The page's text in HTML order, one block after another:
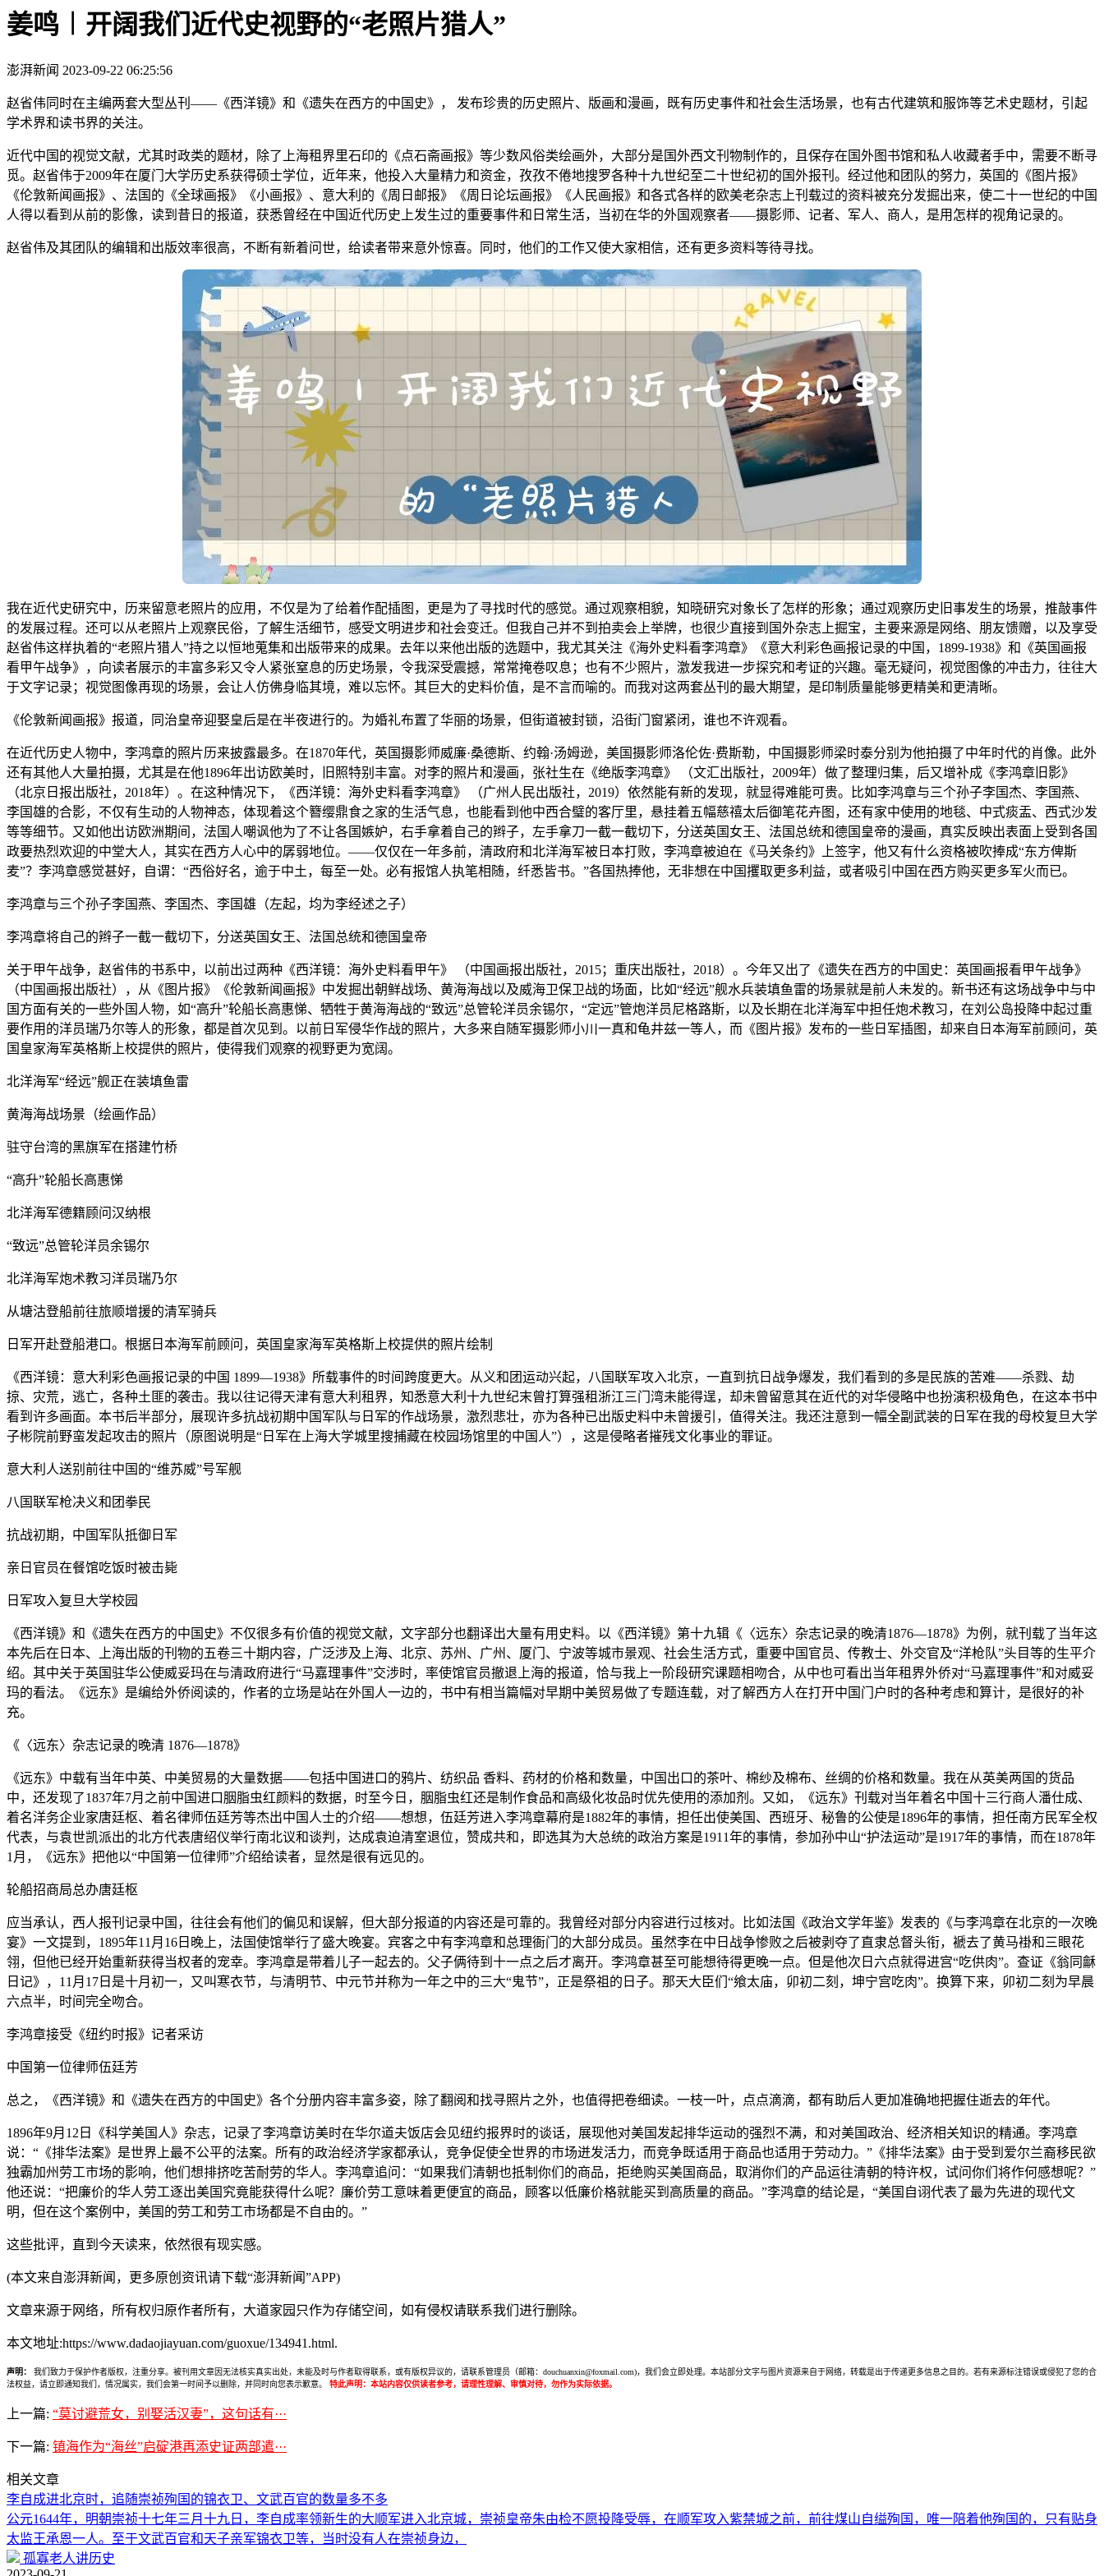
姜鸣︱开阔我们近代史视野的“老照片猎人”
澎湃新闻 2023-09-22 06:25:56
赵省伟同时在主编两套大型丛刊——《西洋镜》和《遗失在西方的中国史》， 发布珍贵的历史照片、版画和漫画，既有历史事件和社会生活场景，也有古代建筑和服饰等艺术史题材，引起
学术界和读书界的关注。
近代中国的视觉文献，尤其时政类的题材，除了上海租界里石印的《点石斋画报》等少数风俗类绘画外，大部分是国外西文刊物制作的，且保存在国外图书馆和私人收藏者手中，需要不断寻
觅。赵省伟于2009年在厦门大学历史系获得硕士学位，近年来，他投入大量精力和资金，孜孜不倦地搜罗各种十九世纪至二十世纪初的国外报刊。经过他和团队的努力，英国的《图片报》
《伦敦新闻画报》、法国的《全球画报》《小画报》、意大利的《周日邮报》《周日论坛画报》《人民画报》和各式各样的欧美老杂志上刊载过的资料被充分发掘出来，使二十一世纪的中国
人得以看到从前的影像，读到昔日的报道，获悉曾经在中国近代历史上发生过的重要事件和日常生活，当初在华的外国观察者——摄影师、记者、军人、商人，是用怎样的视角记录的。
赵省伟及其团队的编辑和出版效率很高，不断有新着问世，给读者带来意外惊喜。同时，他们的工作又使大家相信，还有更多资料等待寻找。
我在近代史研究中，历来留意老照片的应用，不仅是为了给着作配插图，更是为了寻找时代的感觉。通过观察相貌，知晓研究对象长了怎样的形象；通过观察历史旧事发生的场景，推敲事件
的发展过程。还可以从老照片上观察民俗，了解生活细节，感受文明进步和社会变迁。但我自己并不到拍卖会上举牌，也很少直接到国外杂志上掘宝，主要来源是网络、朋友馈赠，以及享受
赵省伟这样执着的“老照片猎人”持之以恒地蒐集和出版带来的成果。去年以来他出版的选题中，我尤其关注《海外史料看李鸿章》《意大利彩色画报记录的中国，1899-1938》和《英国画报
看甲午战争》，向读者展示的丰富多彩又令人紧张窒息的历史场景，令我深受震撼，常常掩卷叹息；也有不少照片，激发我进一步探究和考证的兴趣。毫无疑问，视觉图像的冲击力，往往大
于文字记录；视觉图像再现的场景，会让人仿佛身临其境，难以忘怀。其巨大的史料价值，是不言而喻的。而我对这两套丛刊的最大期望，是印制质量能够更精美和更清晰。
《伦敦新闻画报》报道，同治皇帝迎娶皇后是在半夜进行的。为婚礼布置了华丽的场景，但街道被封锁，沿街门窗紧闭，谁也不许观看。
在近代历史人物中，李鸿章的照片历来披露最多。在1870年代，英国摄影师威廉·桑德斯、约翰·汤姆逊，美国摄影师洛伦佐·费斯勒，中国摄影师梁时泰分别为他拍摄了中年时代的肖像。此外
还有其他人大量拍摄，尤其是在他1896年出访欧美时，旧照特别丰富。对李的照片和漫画，张社生在《绝版李鸿章》 （文汇出版社，2009年）做了整理归集，后又增补成《李鸿章旧影》
（北京日报出版社，2018年）。在这种情况下，《西洋镜：海外史料看李鸿章》 （广州人民出版社，2019）依然能有新的发现，就显得难能可贵。比如李鸿章与三个孙子李国杰、李国燕、
李国雄的合影，不仅有生动的人物神态，体现着这个簪缨鼎食之家的生活气息，也能看到他中西合璧的客厅里，悬挂着五幅慈禧太后御笔花卉图，还有家中使用的地毯、中式痰盂、西式沙发
等等细节。又如他出访欧洲期间，法国人嘲讽他为了不让各国嫉妒，右手拿着自己的辫子，左手拿刀一截一截切下，分送英国女王、法国总统和德国皇帝的漫画，真实反映出表面上受到各国
政要热烈欢迎的中堂大人，其实在西方人心中的孱弱地位。——仅仅在一年多前，清政府和北洋海军被日本打败，李鸿章被迫在《马关条约》上签字，他又有什么资格被吹捧成“东方俾斯
麦”？李鸿章感觉甚好，自谓：“西俗好名，逾于中土，每至一处。必有报馆人执笔相随，纤悉皆书。”各国热捧他，无非想在中国攫取更多利益，或者吸引中国在西方购买更多军火而已。
李鸿章与三个孙子李国燕、李国杰、李国雄（左起，均为李经述之子）
李鸿章将自己的辫子一截一截切下，分送英国女王、法国总统和德国皇帝
关于甲午战争，赵省伟的书系中，以前出过两种《西洋镜：海外史料看甲午》 （中国画报出版社，2015；重庆出版社，2018）。今年又出了《遗失在西方的中国史：英国画报看甲午战争》
（中国画报出版社），从《图片报》《伦敦新闻画报》中发掘出朝鲜战场、黄海海战以及威海卫保卫战的场面，比如“经远”舰水兵装填鱼雷的场景就是前人未发的。新书还有这场战争中与中
国方面有关的一些外国人物，如“高升”轮船长高惠悌、牺牲于黄海海战的“致远”总管轮洋员余锡尔，“定远”管炮洋员尼格路斯，以及长期在北洋海军中担任炮术教习，在刘公岛投降中起过重
要作用的洋员瑞乃尔等人的形象，都是首次见到。以前日军侵华作战的照片，大多来自随军摄影师小川一真和龟井兹一等人，而《图片报》发布的一些日军插图，却来自日本海军前顾问，英
国皇家海军英格斯上校提供的照片，使得我们观察的视野更为宽阔。
北洋海军“经远”舰正在装填鱼雷
黄海海战场景（绘画作品）
驻守台湾的黑旗军在搭建竹桥
“高升”轮船长高惠悌
北洋海军德籍顾问汉纳根
“致远”总管轮洋员余锡尔
北洋海军炮术教习洋员瑞乃尔
从塘沽登船前往旅顺增援的清军骑兵
日军开赴登船港口。根据日本海军前顾问，英国皇家海军英格斯上校提供的照片绘制
《西洋镜：意大利彩色画报记录的中国 1899—1938》所载事件的时间跨度更大。从义和团运动兴起，八国联军攻入北京，一直到抗日战争爆发，我们看到的多是民族的苦难——杀戮、劫
掠、灾荒，逃亡，各种土匪的袭击。我以往记得天津有意大利租界，知悉意大利十九世纪末曾打算强租浙江三门湾未能得逞，却未曾留意其在近代的对华侵略中也扮演积极角色，在这本书中
看到许多画面。本书后半部分，展现许多抗战初期中国军队与日军的作战场景，激烈悲壮，亦为各种已出版史料中未曾援引，值得关注。我还注意到一幅全副武装的日军在我的母校复旦大学
子彬院前野蛮发起攻击的照片（原图说明是“日军在上海大学城里搜捕藏在校园场馆里的中国人”），这是侵略者摧残文化事业的罪证。
意大利人送别前往中国的“维苏威”号军舰
八国联军枪决义和团拳民
抗战初期，中国军队抵御日军
亲日官员在餐馆吃饭时被击毙
日军攻入复旦大学校园
《西洋镜》和《遗失在西方的中国史》不仅很多有价值的视觉文献，文字部分也翻译出大量有用史料。以《西洋镜》第十九辑《〈远东〉杂志记录的晚清1876—1878》为例，就刊载了当年这
本先后在日本、上海出版的刊物的五卷三十期内容，广泛涉及上海、北京、苏州、广州、厦门、宁波等城市景观、社会生活方式，重要中国官员、传教士、外交官及“洋枪队”头目等的生平介
绍。其中关于英国驻华公使威妥玛在与清政府进行“马嘉理事件”交涉时，率使馆官员撤退上海的报道，恰与我上一阶段研究课题相吻合，从中也可看出当年租界外侨对“马嘉理事件”和对威妥
玛的看法。《远东》是编给外侨阅读的，作者的立场是站在外国人一边的，书中有相当篇幅对早期中美贸易做了专题连载，对了解西方人在打开中国门户时的各种考虑和算计，是很好的补
充。
《〈远东〉杂志记录的晚清 1876—1878》
《远东》中载有当年中英、中美贸易的大量数据——包括中国进口的鸦片、纺织品 香料、药材的价格和数量，中国出口的茶叶、棉纱及棉布、丝绸的价格和数量。我在从英美两国的货品
中，还发现了1837年7月之前中国进口胭脂虫红颜料的数据，时至今日，胭脂虫红还是制作食品和高级化妆品时优先使用的添加剂。又如，《远东》刊载对当年着名中国十三行商人潘仕成、
着名洋务企业家唐廷枢、着名律师伍廷芳等杰出中国人士的介绍——想想，伍廷芳进入李鸿章幕府是1882年的事情，担任出使美国、西班牙、秘鲁的公使是1896年的事情，担任南方民军全权
代表，与袁世凯派出的北方代表唐绍仪举行南北议和谈判，达成袁迫清室退位，赞成共和，即选其为大总统的政治方案是1911年的事情，参加孙中山“护法运动”是1917年的事情，而在1878年
1月，《远东》把他以“中国第一位律师”介绍给读者，显然是很有远见的。
轮船招商局总办唐廷枢
应当承认，西人报刊记录中国，往往会有他们的偏见和误解，但大部分报道的内容还是可靠的。我曾经对部分内容进行过核对。比如法国《政治文学年鉴》发表的《与李鸿章在北京的一次晚
宴》一文提到，1895年11月16日晚上，法国使馆举行了盛大晚宴。宾客之中有李鸿章和总理衙门的大部分成员。虽然李在中日战争惨败之后被剥夺了直隶总督头衔，褫去了黄马褂和三眼花
翎，但他已经开始重新获得当权者的宠幸。李鸿章是带着儿子一起去的。父子俩待到十一点之后才离开。李鸿章甚至可能想待得更晚一点。但是他次日六点就得进宫“吃供肉”。查证《翁同龢
日记》，11月17日是十月初一，又叫寒衣节，与清明节、中元节并称为一年之中的三大“鬼节”，正是祭祖的日子。那天大臣们“飨太庙，卯初二刻，坤宁宫吃肉”。换算下来，卯初二刻为早晨
六点半，时间完全吻合。
李鸿章接受《纽约时报》记者采访
中国第一位律师伍廷芳
总之，《西洋镜》和《遗失在西方的中国史》各个分册内容丰富多姿，除了翻阅和找寻照片之外，也值得把卷细读。一枝一叶，点点滴滴，都有助后人更加准确地把握住逝去的年代。
1896年9月12日《科学美国人》杂志，记录了李鸿章访美时在华尔道夫饭店会见纽约报界时的谈话，展现他对美国发起排华运动的强烈不满，和对美国政治、经济相关知识的精通。李鸿章
说：“《排华法案》是世界上最不公平的法案。所有的政治经济学家都承认，竞争促使全世界的市场迸发活力，而竞争既适用于商品也适用于劳动力。”《排华法案》由于受到爱尔兰裔移民欲
独霸加州劳工市场的影响，他们想排挤吃苦耐劳的华人。李鸿章追问：“如果我们清朝也抵制你们的商品，拒绝购买美国商品，取消你们的产品运往清朝的特许权，试问你们将作何感想呢？”
他还说：“把廉价的华人劳工逐出美国究竟能获得什么呢？廉价劳工意味着更便宜的商品，顾客以低廉价格就能买到高质量的商品。”李鸿章的结论是，“美国自诩代表了最为先进的现代文
明，但在这个案例中，美国的劳工和劳工市场都是不自由的。”
这些批评，直到今天读来，依然很有现实感。
(本文来自澎湃新闻，更多原创资讯请下载“澎湃新闻”APP)
文章来源于网络，所有权归原作者所有，大道家园只作为存储空间，如有侵权请联系我们进行删除。
本文地址:https://www.dadaojiayuan.com/guoxue/134941.html.
声明：
我们致力于保护作者版权，注重分享。被刊用文章因无法核实真实出处，未能及时与作者取得联系，或有版权异议的，请联系管理员（邮箱：douchuanxin@foxmail.com)，我们会立即处理。本站部分文字与图片资源来自于网络，转载是出于传递更多信息之目的。若有来源标注错误或侵犯了您的合
法权益，请立即通知我们，情况属实，我们会第一时间予以删除，并同时向您表示歉意。
特此声明：本站内容仅供读者参考，请理性理解、审慎对待，勿作为实际依据。
上一篇: “莫讨避荒女，别娶活汉妻”，这句话有···
下一篇: 镇海作为“海丝”启碇港再添史证两部遣···
相关文章
李自成进北京时，追随崇祯殉国的锦衣卫、文武百官的数量多不多
公元1644年，明朝崇祯十七年三月十九日，李自成率领新生的大顺军进入北京城，崇祯皇帝朱由检不愿投降受辱，在顺军攻入紫禁城之前，前往煤山自缢殉国，唯一陪着他殉国的，只有贴身
太监王承恩一人。至于文武百官和天子亲军锦衣卫等，当时没有人在崇祯身边，
孤寡老人讲历史